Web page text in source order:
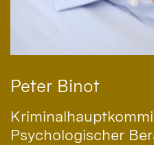
Peter Binot
Psychologischer